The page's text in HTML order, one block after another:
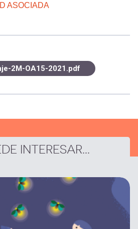
ASOCIADA
2M-OA15-2021.pdf
INTERESAR...